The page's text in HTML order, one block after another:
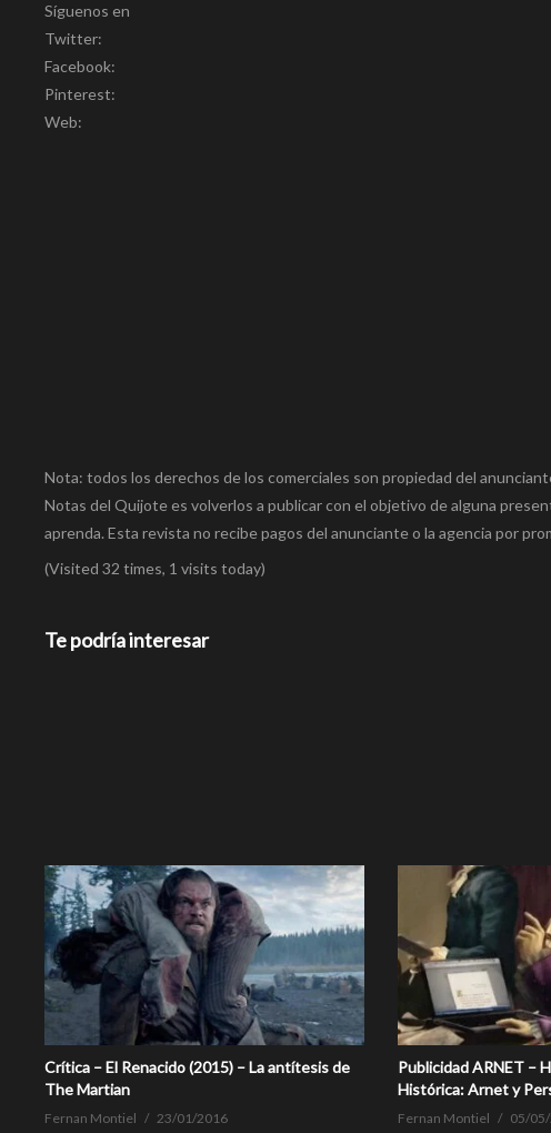
Síguenos en
Twitter:
Facebook:
Pinterest:
Web:
Nota: todos los derechos de los comerciales son propiedad del
Notas del Quijote es volverlos a publicar con el objetivo de alguna
aprenda. Esta revista no recibe pagos del anunciante o la agencia por
(Visited 32 times, 1 visits today)
Te podría interesar
Crítica – El Renacido (2015) – La antítesis de
The Martian
Fernan Montiel 23/01/2016
Publicidad ARNET –
Histórica: Arnet y
Fernan Montiel 05/